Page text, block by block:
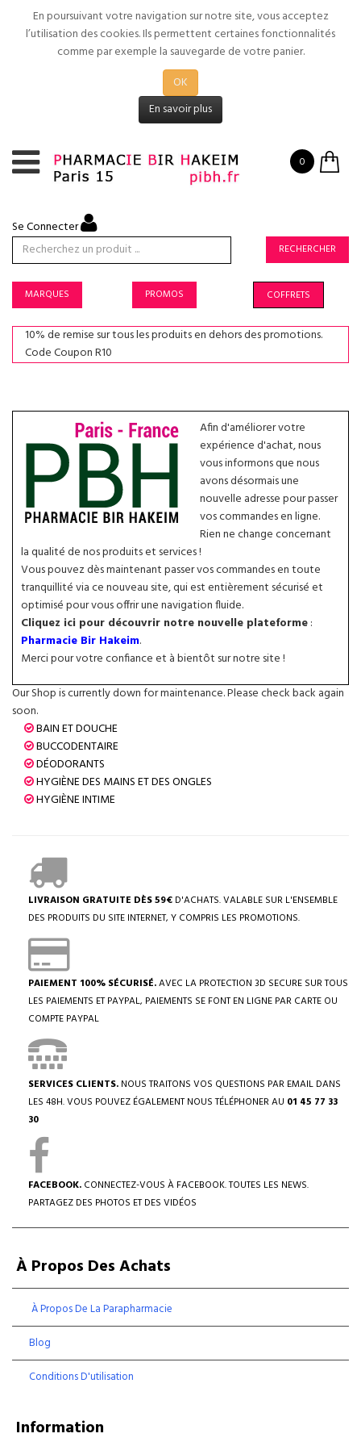
En poursuivant votre navigation sur notre site, vous acceptez
l’utilisation des cookies. Ils permettent certaines fonctionnalités
comme par exemple la sauvegarde de votre panier.
OK
En savoir plus
0
Se Connecter
RECHERCHER
MARQUES PROMOS COFFRETS
10% de remise sur tous les produits en dehors des promotions.
Code Coupon R10
Afin d'améliorer votre
expérience d'achat, nous
vous informons que nous
avons désormais une
nouvelle adresse pour passer
vos commandes en ligne.
Rien ne change concernant
la qualité de nos produits et services !
Vous pouvez dès maintenant passer vos commandes en toute
tranquillité via ce nouveau site, qui est entièrement sécurisé et
optimisé pour vous offrir une navigation fluide.
Cliquez ici pour découvrir notre nouvelle plateforme:
Pharmacie Bir Hakeim.
Merci pour votre confiance et à bientôt sur notre site !
Our Shop is currently down for maintenance. Please check back again
soon.
BAIN ET DOUCHE
BUCCODENTAIRE
DÉODORANTS
HYGIÈNE DES MAINS ET DES ONGLES
HYGIÈNE INTIME
LIVRAISON GRATUITE DÈS 59€ D'ACHATS. VALABLE SUR L'ENSEMBLE
DES PRODUITS DU SITE INTERNET, Y COMPRIS LES PROMOTIONS.
PAIEMENT 100% SÉCURISÉ.AVEC LA PROTECTION 3D SECURE SUR TOUS
LES PAIEMENTS ET PAYPAL, PAIEMENTS SE FONT EN LIGNE PAR CARTE OU
COMPTE PAYPAL
SERVICES CLIENTS. NOUS TRAITONS VOS QUESTIONS PAR EMAIL DANS
LES 48H. VOUS POUVEZ ÉGALEMENT NOUS TÉLÉPHONER AU 01 45 77 33
30
FACEBOOK. CONNECTEZ-VOUS À FACEBOOK. TOUTES LES NEWS.
PARTAGEZ DES PHOTOS ET DES VIDÉOS
À Propos Des Achats
À Propos De La Parapharmacie
Blog
Conditions D'utilisation
Information